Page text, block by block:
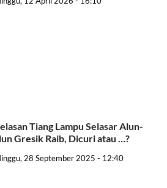
Tiang Lampu Selasar Alun-
Gresik Raib, Dicuri atau …?
28 September 2025 - 12:40